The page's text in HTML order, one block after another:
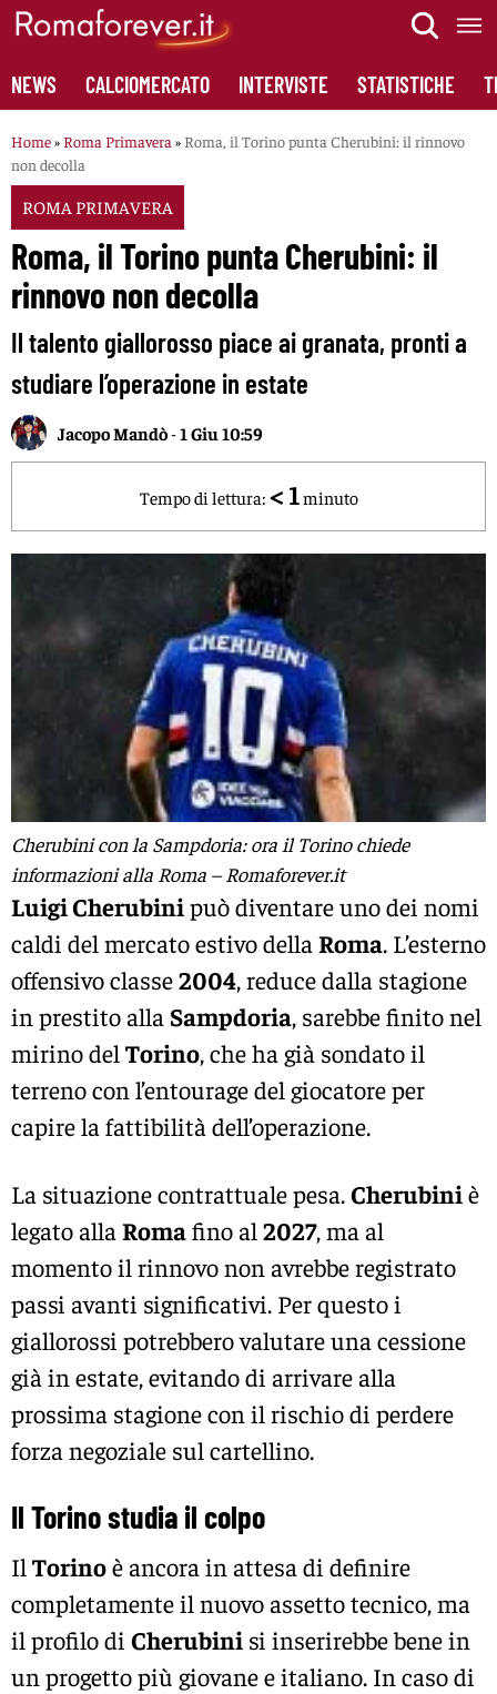
Skip
content
NEWS CALCIOMERCATO INTERVISTE STATISTICHE
Home»Roma Primavera » Roma, il Torino punta Cherubini: il rinnovo
non decolla
ROMA PRIMAVERA
Roma, il Torino punta Cherubini: il
rinnovo non decolla
Il talento giallorosso piace ai granata, pronti a
studiare l’operazione in estate
Jacopo Mandò-1 Giu 10:59
Tempo di lettura: < 1 minuto
Cherubini con la Sampdoria: ora il Torino chiede
informazioni alla Roma – Romaforever.it
Luigi Cherubinipuò diventare uno dei nomi
caldi del mercato estivo della Roma. L’esterno
offensivo classe2004, reduce dalla stagione
in prestito alla Sampdoria, sarebbe finito nel
mirino del Torino, che ha già sondato il
terreno con l’entourage del giocatore per
capire la fattibilità dell’operazione.
La situazione contrattuale pesa.Cherubiniè
legato alla Romafino al 2027, ma al
momento il rinnovo non avrebbe registrato
passi avanti significativi. Per questo i
giallorossi potrebbero valutare una cessione
già in estate, evitando di arrivare alla
prossima stagione con il rischio di perdere
forza negoziale sul cartellino.
Il Torino studia il colpo
Il Torinoè ancora in attesa di definire
completamente il nuovo assetto tecnico, ma
il profilo di Cherubini si inserirebbe bene in
un progetto più giovane e italiano. In caso di